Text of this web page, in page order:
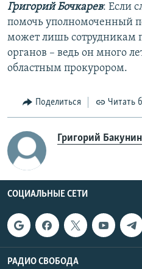
Григорий Бочкарев: Если
помочь уполномоченный
может лишь сотрудникам
органов – ведь он много
областным прокурором.
Поделиться Читать
Григорий Бакунин
СОЦИАЛЬНЫЕ СЕТИ
РАДИО СВОБОДА